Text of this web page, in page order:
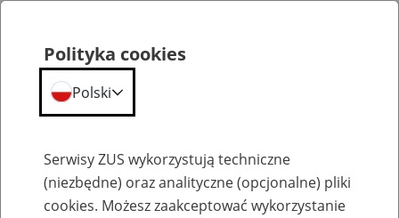
Wsparcie na każdym etapie życia
Polityka cookies
Polski
Serwisy ZUS wykorzystują techniczne
(niezbędne) oraz analityczne (opcjonalne) pliki
cookies. Możesz zaakceptować wykorzystanie